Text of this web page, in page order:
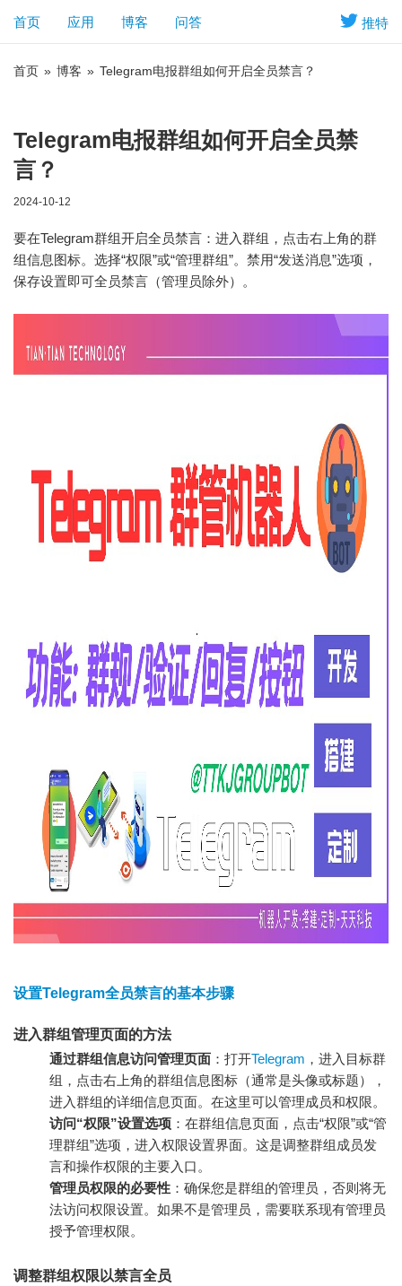
推特
首页 应用 博客 问答
首页 » 博客 » Telegram电报群组如何开启全员禁言？
Telegram电报群组如何开启全员禁
言？
2024-10-12
要在Telegram群组开启全员禁言：进入群组，点击右上角的群
组信息图标。选择“权限”或“管理群组”。禁用“发送消息”选项，
保存设置即可全员禁言（管理员除外）。
设置Telegram全员禁言的基本步骤
进入群组管理页面的方法
通过群组信息访问管理页面 ：打开Telegram ，进入目标群
组，点击右上角的群组信息图标（通常是头像或标题），
进入群组的详细信息页面。在这里可以管理成员和权限。
访问“权限”设置选项 ：在群组信息页面，点击“权限”或“管
理群组”选项，进入权限设置界面。这是调整群组成员发
言和操作权限的主要入口。
管理员权限的必要性 ：确保您是群组的管理员，否则将无
法访问权限设置。如果不是管理员，需要联系现有管理员
授予管理权限。
调整群组权限以禁言全员